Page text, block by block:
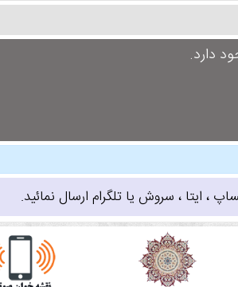
دارد.
، ایتا ، سروش یا تلگرام ارسال نمائید.